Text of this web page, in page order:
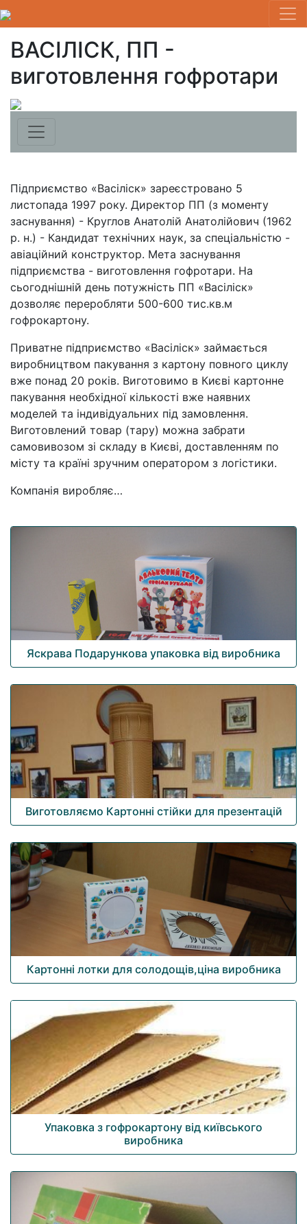
ВАСІЛІСК, ПП -
виготовлення гофротари
Підприємство «Васіліск» зареєстровано 5
листопада 1997 року. Директор ПП (з моменту
заснування) - Круглов Анатолій Анатолійович (1962
р. н.) - Кандидат технічних наук, за спеціальністю -
авіаційний конструктор. Мета заснування
підприємства - виготовлення гофротари. На
сьогоднішній день потужність ПП «Васіліск»
дозволяє переробляти 500-600 тис.кв.м
гофрокартону.
Приватне підприємство «Васіліск» займається
виробництвом пакування з картону повного циклу
вже понад 20 років. Виготовимо в Києві картонне
пакування необхідної кількості вже наявних
моделей та індивідуальних під замовлення.
Виготовлений товар (тару) можна забрати
самовивозом зі складу в Києві, доставленням по
місту та країні зручним оператором з логістики.
Компанія виробляє…
Яскрава Подарункова упаковка від виробника
Виготовляємо Картонні стійки для презентацій
Картонні лотки для солодощів,ціна виробника
Упаковка з гофрокартону від київського
виробника